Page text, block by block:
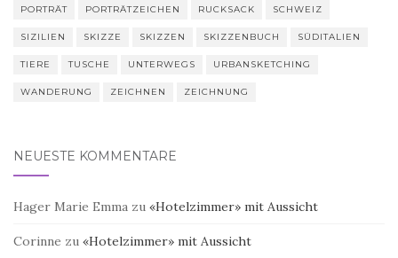
PORTRÄT PORTRÄTZEICHEN RUCKSACK SCHWEIZ
SIZILIEN SKIZZE SKIZZEN SKIZZENBUCH SÜDITALIEN
TIERE TUSCHE UNTERWEGS URBANSKETCHING
WANDERUNG ZEICHNEN ZEICHNUNG
NEUESTE KOMMENTARE
Hager Marie Emma zu «Hotelzimmer» mit Aussicht
Corinne zu «Hotelzimmer» mit Aussicht